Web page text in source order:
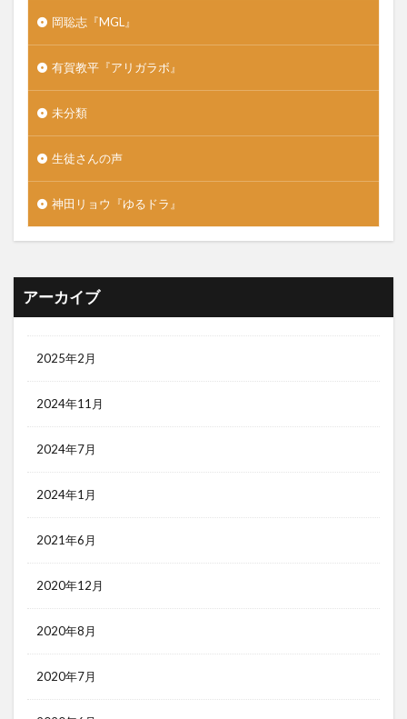
岡聡志『MGL』
有賀教平『アリガラボ』
未分類
生徒さんの声
神田リョウ『ゆるドラ』
アーカイブ
2025年2月
2024年11月
2024年7月
2024年1月
2021年6月
2020年12月
2020年8月
2020年7月